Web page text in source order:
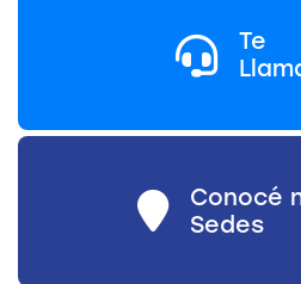
Te
Conocé
Sedes